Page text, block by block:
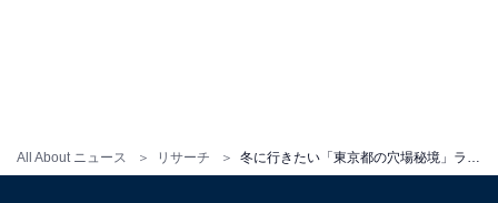
All About ニュース リサーチ